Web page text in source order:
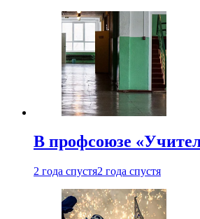
В профсоюзе
2 года спустя2 года спустя